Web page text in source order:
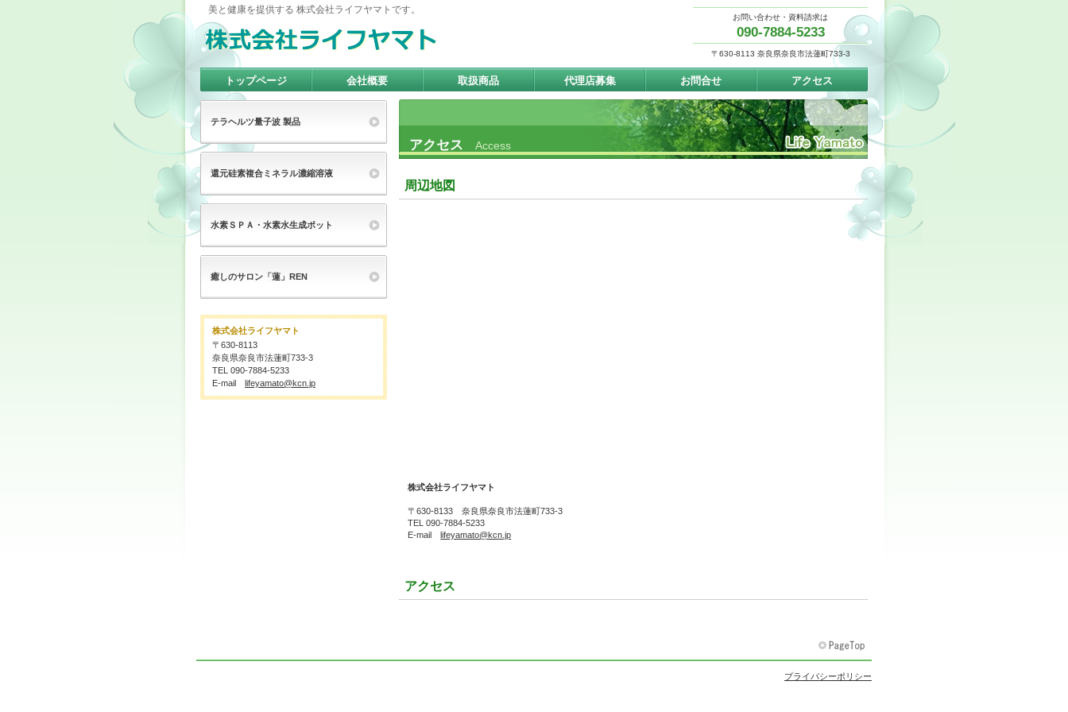
美と健康を提供する 株式会社ライフヤマトです。
お問い合わせ・資料請求は
090-7884-5233
〒630-8113 奈良県奈良市法蓮町733-3
アクセス Access
周辺地図
株式会社ライフヤマト
〒630-8133 奈良県奈良市法蓮町733-3
TEL 090-7884-5233
E-maillifeyamato@kcn.jp
アクセス
トップページ 会社概要 取扱商品 代理店募集 お問合せ アクセス
テラヘルツ量子波 製品
還元硅素複合ミネラル濃縮溶液
水素ＳＰＡ・水素水生成ポット
癒しのサロン「蓮」REN
株式会社ライフヤマト
〒630-8113
奈良県奈良市法蓮町733-3
TEL 090-7884-5233
E-mail lifeyamato@kcn.jp
プライバシーポリシー